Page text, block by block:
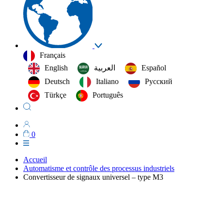
Français
English
العربية‏
Español
Deutsch
Italiano
Русский
Türkçe
Português
0
Accueil
Automatisme et contrôle des processus industriels
Convertisseur de signaux universel – type M3